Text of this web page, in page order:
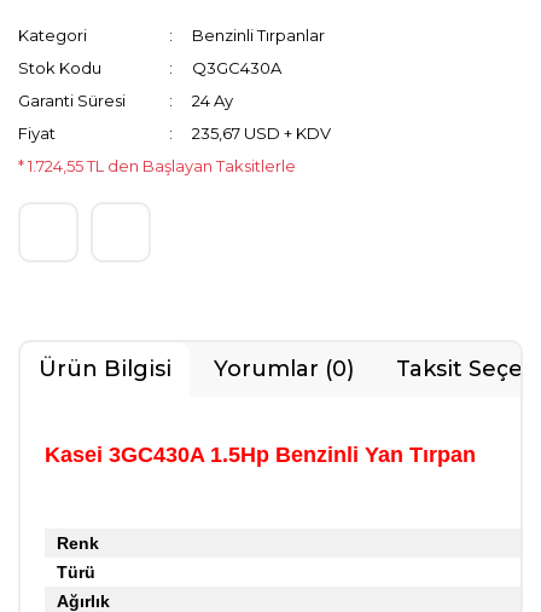
Kategori
Benzinli Tırpanlar
Stok Kodu
Q3GC430A
Garanti Süresi
24 Ay
Fiyat
235,67 USD + KDV
* 1.724,55 TL den Başlayan Taksitlerle
Ürün Bilgisi Yorumlar (0) Taksit
Kasei 3GC430A 1.5Hp Benzinli Yan Tırpan
Renk
Türü
Ağırlık